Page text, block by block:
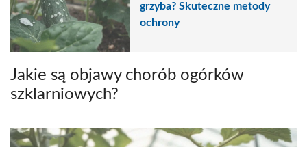
grzyba? Skuteczne metody
ochrony
Jakie są objawy chorób ogórków
szklarniowych?